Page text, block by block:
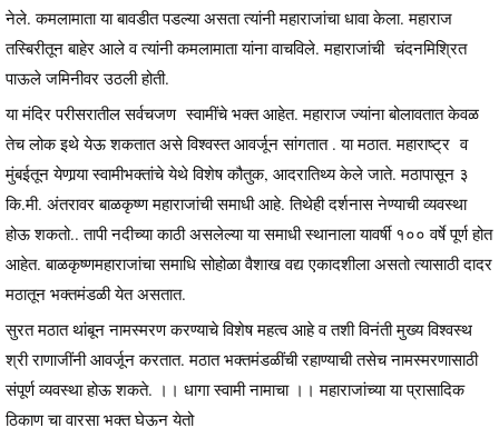
नेले. कमलामाता या बावडीत पडल्या असता त्यांनी महाराजांचा धावा केला. महाराज
तस्बिरीतून बाहेर आले व त्यांनी कमलामाता यांना वाचविले. महाराजांची चंदनमिश्रित
पाऊले जमिनीवर उठली होती.
या मंदिर परीसरातील सर्वचजण स्वामींचे भक्त आहेत. महाराज ज्यांना बोलावतात केवळ
तेच लोक इथे येऊ शकतात असे विश्वस्त आवर्जून सांगतात . या मठात. महाराष्ट्र व
मुंबईतून येणार्‍या स्वामीभक्तांचे येथे विशेष कौतुक, आदरातिथ्य केले जाते. मठापासून ३
कि.मी. अंतरावर बाळकृष्ण महाराजांची समाधी आहे. तिथेही दर्शनास नेण्याची व्यवस्था
होऊ शकतो.. तापी नदीच्या काठी असलेल्या या समाधी स्थानाला यावर्षी १०० वर्षे पूर्ण होत
आहेत. बाळकृष्णमहाराजांचा समाधि सोहोळा वैशाख वद्य एकादशीला असतो त्यासाठी दादर
मठातून भक्तमंडळी येत असतात.
सुरत मठात थांबून नामस्मरण करण्याचे विशेष महत्व आहे व तशी विनंती मुख्य विश्वस्थ
श्री राणाजींनी आवर्जून करतात. मठात भक्तमंडळींची रहाण्याची तसेच नामस्मरणासाठी
संपूर्ण व्यवस्था होऊ शकते. ।। धागा स्वामी नामाचा ।। महाराजांच्या या प्रासादिक
ठिकाण चा वारसा भक्त घेऊन येतो